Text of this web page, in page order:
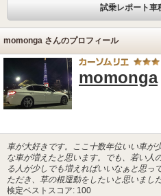
試乗レポート車
momonga さんのプロフィール
momonga
車が大好きです。ここ十数年位いい車が
な車が増えたと思います。でも、若い人
る人が少しでも増えればいいなぁと思っ
ただき、草の根運動をしたいと思いました
検定ベストスコア: 100